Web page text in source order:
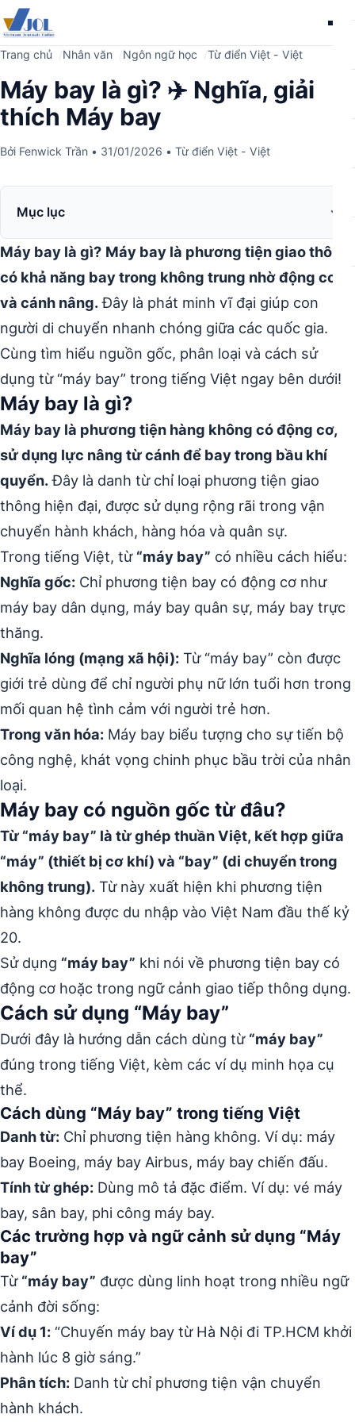
Trang chủ Nhân văn Ngôn ngữ học Từ điển Việt - Việt
Máy bay là gì? ✈️ Nghĩa, giải
thích Máy bay
Bởi Fenwick Trần • 31/01/2026 • Từ điển Việt - Việt
Mục lục
Máy bay là gì? Máy bay là phương tiện giao thông
có khả năng bay trong không trung nhờ động cơ
và cánh nâng.Đây là phát minh vĩ đại giúp con
người di chuyển nhanh chóng giữa các quốc gia.
Cùng tìm hiểu nguồn gốc, phân loại và cách sử
dụng từ “máy bay” trong tiếng Việt ngay bên dưới!
Máy bay là gì?
Máy bay là phương tiện hàng không có động cơ,
sử dụng lực nâng từ cánh để bay trong bầu khí
quyển.Đây là danh từ chỉ loại phương tiện giao
thông hiện đại, được sử dụng rộng rãi trong vận
chuyển hành khách, hàng hóa và quân sự.
Trong tiếng Việt, từ “máy bay” có nhiều cách hiểu:
Nghĩa gốc: Chỉ phương tiện bay có động cơ như
máy bay dân dụng, máy bay quân sự, máy bay trực
thăng.
Nghĩa lóng (mạng xã hội): Từ “máy bay” còn được
giới trẻ dùng để chỉ người phụ nữ lớn tuổi hơn trong
mối quan hệ tình cảm với người trẻ hơn.
Trong văn hóa: Máy bay biểu tượng cho sự tiến bộ
công nghệ, khát vọng chinh phục bầu trời của nhân
loại.
Máy bay có nguồn gốc từ đâu?
Từ “máy bay” là từ ghép thuần Việt, kết hợp giữa
“máy” (thiết bị cơ khí) và “bay” (di chuyển trong
không trung). Từ này xuất hiện khi phương tiện
hàng không được du nhập vào Việt Nam đầu thế kỷ
20.
Sử dụng “máy bay” khi nói về phương tiện bay có
động cơ hoặc trong ngữ cảnh giao tiếp thông dụng.
Cách sử dụng “Máy bay”
Dưới đây là hướng dẫn cách dùng từ “máy bay”
đúng trong tiếng Việt, kèm các ví dụ minh họa cụ
thể.
Cách dùng “Máy bay” trong tiếng Việt
Danh từ: Chỉ phương tiện hàng không. Ví dụ: máy
bay Boeing, máy bay Airbus, máy bay chiến đấu.
Tính từ ghép: Dùng mô tả đặc điểm. Ví dụ: vé máy
bay, sân bay, phi công máy bay.
Các trường hợp và ngữ cảnh sử dụng “Máy
bay”
Từ “máy bay” được dùng linh hoạt trong nhiều ngữ
cảnh đời sống:
Ví dụ 1: “Chuyến máy bay từ Hà Nội đi TP.HCM khởi
hành lúc 8 giờ sáng.”
Phân tích: Danh từ chỉ phương tiện vận chuyển
hành khách.